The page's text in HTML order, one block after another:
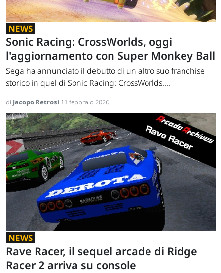
NEWS
Sonic Racing: CrossWorlds, oggi
l'aggiornamento con Super Monkey Ball
Sega ha annunciato il debutto di un altro suo franchise
storico in quel di Sonic Racing: CrossWorlds....
di Jacopo Retrosi 11 febbraio 2026
NEWS
Rave Racer, il sequel arcade di Ridge
Racer 2 arriva su console